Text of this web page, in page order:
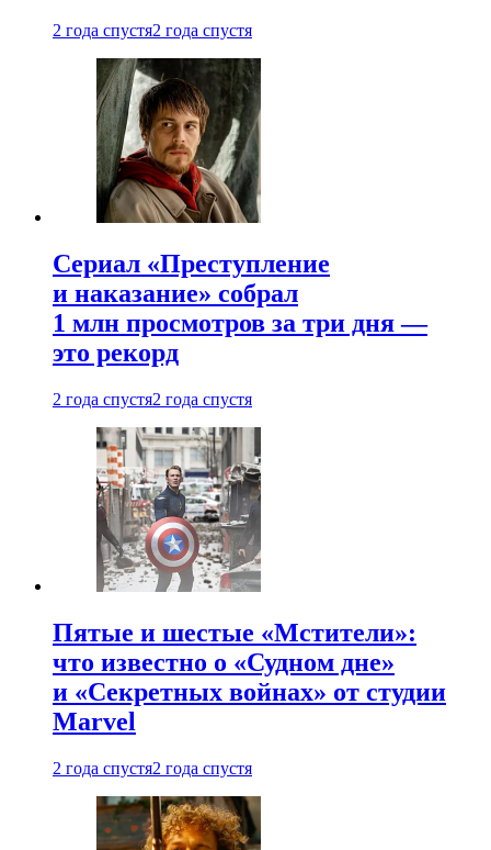
2 года спустя2 года спустя
Сериал «Преступление
и наказание» собрал
1 млн просмотров за три дня —
это рекорд
2 года спустя2 года спустя
Пятые и шестые «Мстители»:
что известно о «Судном дне»
и «Секретных войнах» от студии
Marvel
2 года спустя2 года спустя